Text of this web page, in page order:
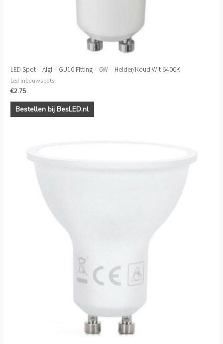
LED Spot – Aigi – GU10 Fitting – 6W – Helder/Koud Wit 6400K
Led inbouwspots
€2.75
Bestellen bij BesLED.nl